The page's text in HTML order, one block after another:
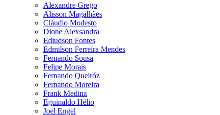
Alexandre Grego
Alisson Magalhães
Cláudio Modesto
Dione Alexsandra
Ediudson Fontes
Edmilson Ferreira Mendes
Fernando Sousa
Felipe Morais
Fernando Queiróz
Fernando Moreira
Frank Medina
Eguinaldo Hélio
Joel Engel